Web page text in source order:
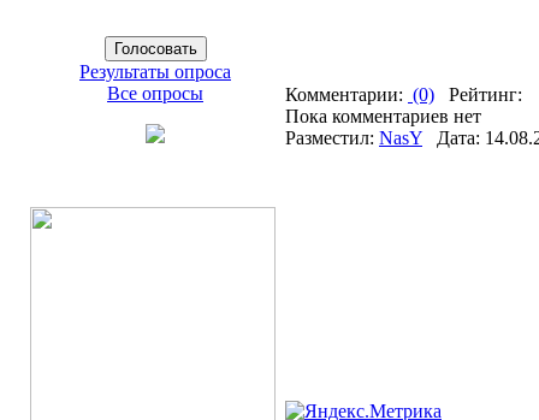
Результаты опроса
Все опросы
Комментарии: (0) Рейтинг:
Пока комментариев нет
Разместил: NasY Дата: